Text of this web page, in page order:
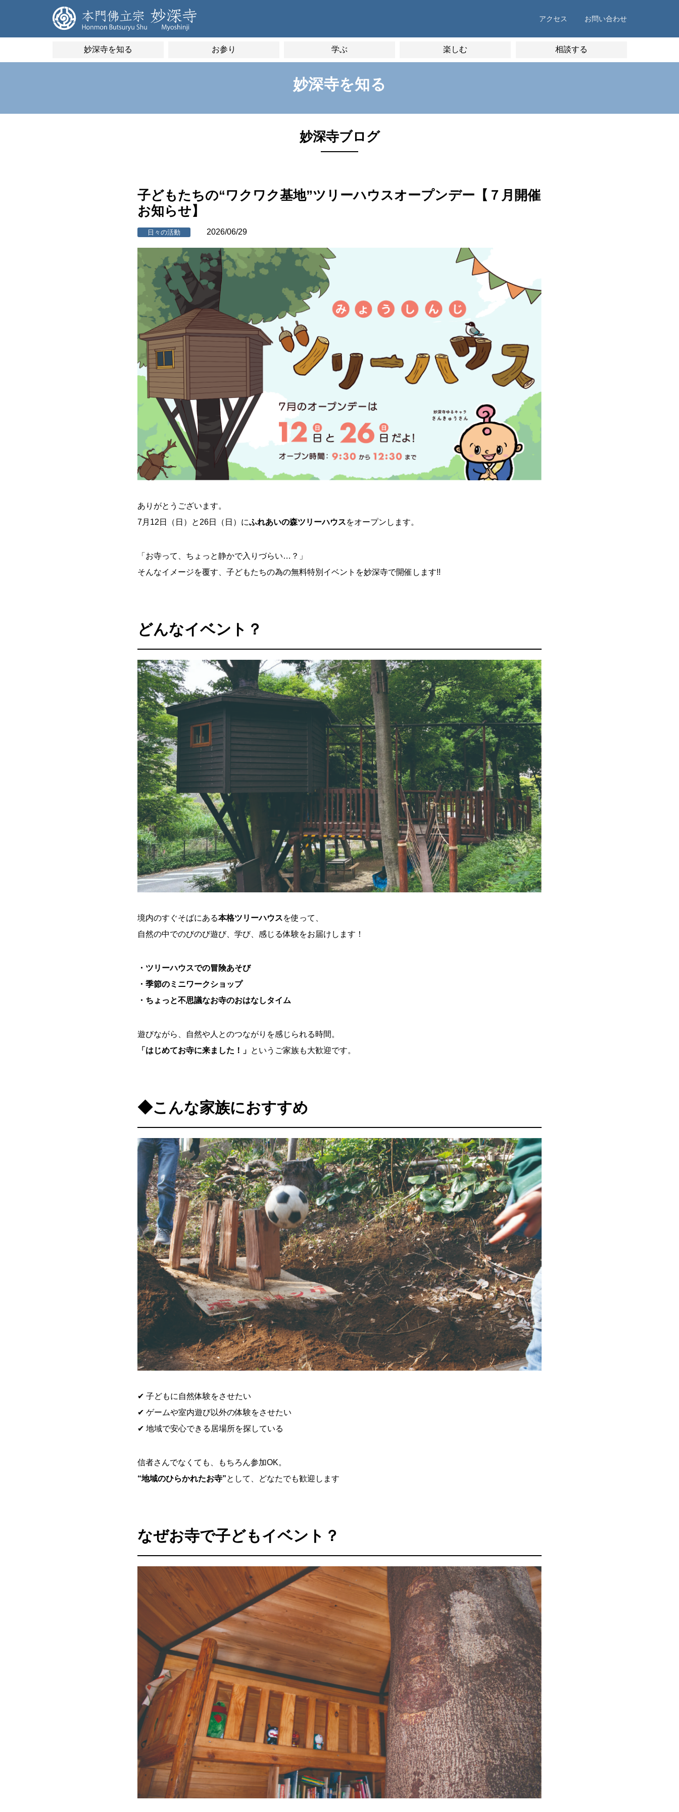
アクセス お問い合わせ
妙深寺を知る お参り 学ぶ 楽しむ 相談する
妙深寺を知る
妙深寺ブログ
子どもたちの“ワクワク基地”ツリーハウスオープンデー【７月開催
お知らせ】
日々の活動 2026/06/29
ありがとうございます。
7月12日（日）と26日（日）にふれあいの森ツリーハウスをオープンします。
「お寺って、ちょっと静かで入りづらい…？」
そんなイメージを覆す、子どもたちの為の無料特別イベントを妙深寺で開催します!!
どんなイベント？
境内のすぐそばにある本格ツリーハウスを使って、
自然の中でのびのび遊び、学び、感じる体験をお届けします！
・ツリーハウスでの冒険あそび
・季節のミニワークショップ
・ちょっと不思議なお寺のおはなしタイム
遊びながら、自然や人とのつながりを感じられる時間。
「はじめてお寺に来ました！」 というご家族も大歓迎です。
◆こんな家族におすすめ
✔ 子どもに自然体験をさせたい
✔ ゲームや室内遊び以外の体験をさせたい
✔ 地域で安心できる居場所を探している
信者さんでなくても、もちろん参加OK。
“地域のひらかれたお寺”として、どなたでも歓迎します
なぜお寺で子どもイベント？